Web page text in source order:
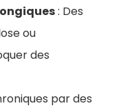
: Des
ou
des
par des